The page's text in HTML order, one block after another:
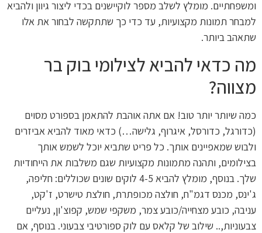
ומשפחתיים. מומלץ לשלב מספר לוקיישנים בכדי ליצור גיוון ולהביא
למבחר תמונות מקצועיות, עד כדי כך שתתקשה לבחור את אלו
שתאהב ביותר.
מה כדאי להביא לצילומי בוק בר
מצווה?
כמה שיותר יותר טוב! אם אתה אוהבת להתאמן בספורט מסוים
(כדורגל, כדורסל, איגרוף, גלישה…) כדאי מאוד להביא אביזרים
ולבוש שמאפיינים אותך. כל פריט שתביא יוכל לשמש אותך
בצילומים, ותהנה מתמונות מקצועיות שגם משלבות את הייחודיות
שלך. בנוסף, מומלץ להביא 4-5 לוקים שונים שכוללים: חליפה,
ג'ינס, מכנס דגמ"ח, חולצה מכופתרת, חולצת טישרט, ז'קט,
עניבה, כובע מצחייה/כובע צמר, משקפי שמש, קפוצ'ון, נעליים
צבעוניות,.. שילוב של קלאס עם לוק ספורטיבי צבעוני. בנוסף, אם